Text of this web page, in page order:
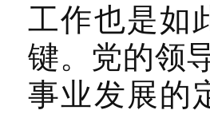
工作也是如
键。党的领
事业发展的